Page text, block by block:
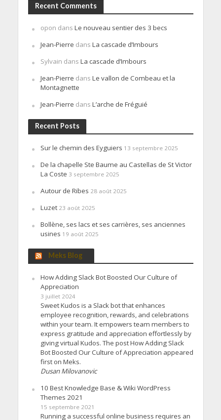
Recent Comments
opon dans Le nouveau sentier des 3 becs
Jean-Pierre dans La cascade d’Imbours
Sylvain dans La cascade d’Imbours
Jean-Pierre dans Le vallon de Combeau et la
Montagnette
Jean-Pierre dans L’arche de Fréguié
Recent Posts
Sur le chemin des Eyguiers 13 septembre 2025
De la chapelle Ste Baume au Castellas de St Victor
La Coste 3 septembre 2025
Autour de Ribes 28 août 2025
Luzet 23 août 2025
Bollène, ses lacs et ses carrières, ses anciennes
usines 19 août 2025
Meks Blog
How Adding Slack Bot Boosted Our Culture of
Appreciation
3 juillet 2024
Sweet Kudos is a Slack bot that enhances
employee recognition, rewards, and celebrations
within your team. It empowers team members to
express gratitude and appreciation effortlessly by
giving virtual Kudos. The post How Adding Slack
Bot Boosted Our Culture of Appreciation appeared
first on Meks.
Dusan Milovanovic
10 Best Knowledge Base & Wiki WordPress
Themes 2021
15 septembre 2021
Running a successful online business requires an